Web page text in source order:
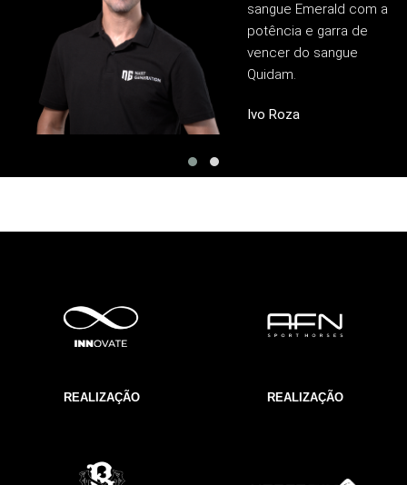
sangue Emerald com a
potência e garra de
vencer do sangue
Quidam.
Ivo Roza
REALIZAÇÃO REALIZAÇÃO